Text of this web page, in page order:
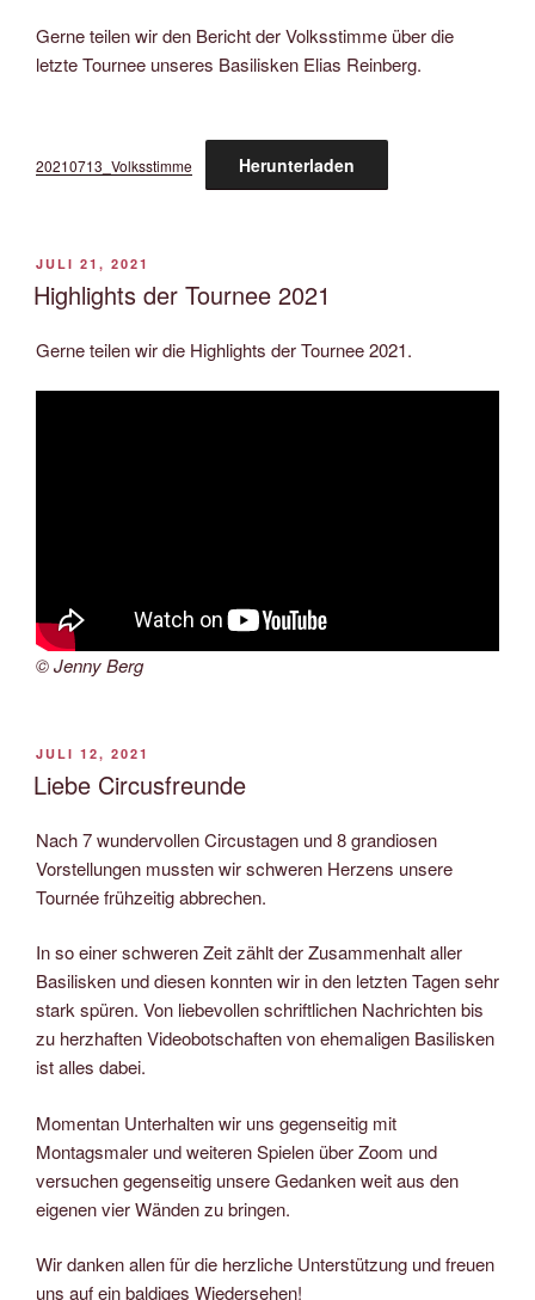
Gerne teilen wir den Bericht der Volksstimme über die
letzte Tournee unseres Basilisken Elias Reinberg.
20210713_Volksstimme Herunterladen
VERÖFFENTLICHT
AM
JULI 21, 2021
Highlights der Tournee 2021
Gerne teilen wir die Highlights der Tournee 2021.
© Jenny Berg
VERÖFFENTLICHT
AM
JULI 12, 2021
Liebe Circusfreunde
Nach 7 wundervollen Circustagen und 8 grandiosen
Vorstellungen mussten wir schweren Herzens unsere
Tournée frühzeitig abbrechen.
In so einer schweren Zeit zählt der Zusammenhalt aller
Basilisken und diesen konnten wir in den letzten Tagen sehr
stark spüren. Von liebevollen schriftlichen Nachrichten bis
zu herzhaften Videobotschaften von ehemaligen Basilisken
ist alles dabei.
Momentan Unterhalten wir uns gegenseitig mit
Montagsmaler und weiteren Spielen über Zoom und
versuchen gegenseitig unsere Gedanken weit aus den
eigenen vier Wänden zu bringen.
Wir danken allen für die herzliche Unterstützung und freuen
uns auf ein baldiges Wiedersehen!